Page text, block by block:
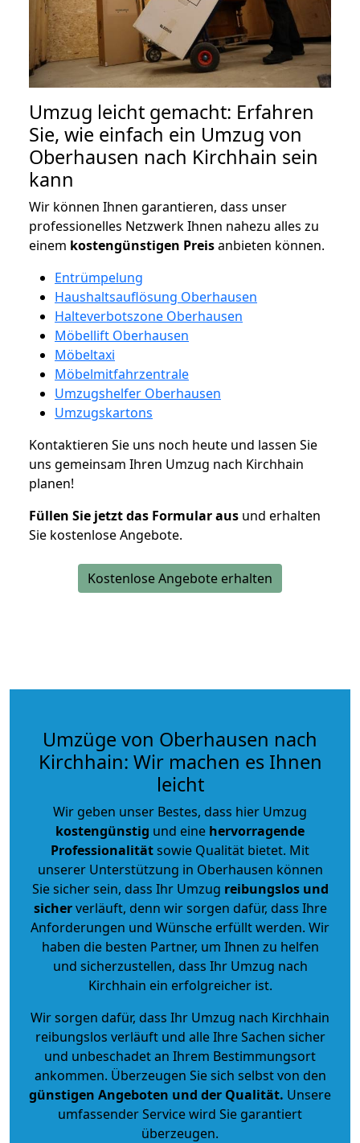
Umzug leicht gemacht: Erfahren
Sie, wie einfach ein Umzug von
Oberhausen nach Kirchhain sein
kann
Wir können Ihnen garantieren, dass unser
professionelles Netzwerk Ihnen nahezu alles zu
einem kostengünstigen Preisanbieten können.
Entrümpelung
Haushaltsauflösung Oberhausen
Halteverbotszone Oberhausen
Möbellift Oberhausen
Möbeltaxi
Möbelmitfahrzentrale
Umzugshelfer Oberhausen
Umzugskartons
Kontaktieren Sie uns noch heute und lassen Sie
uns gemeinsam Ihren Umzug nach Kirchhain
planen!
Füllen Sie jetzt das Formular aus und erhalten
Sie kostenlose Angebote.
Kostenlose Angebote erhalten
Umzüge von Oberhausen nach
Kirchhain: Wir machen es Ihnen
leicht
Wir geben unser Bestes, dass hier Umzug
kostengünstig und eine hervorragende
Professionalitätsowie Qualität bietet. Mit
unserer Unterstützung in Oberhausen können
Sie sicher sein, dass Ihr Umzug reibungslos und
sicherverläuft, denn wir sorgen dafür, dass Ihre
Anforderungen und Wünsche erfüllt werden. Wir
haben die besten Partner, um Ihnen zu helfen
und sicherzustellen, dass Ihr Umzug nach
Kirchhain ein erfolgreicher ist.
Wir sorgen dafür, dass Ihr Umzug nach Kirchhain
reibungslos verläuft und alle Ihre Sachen sicher
und unbeschadet an Ihrem Bestimmungsort
ankommen. Überzeugen Sie sich selbst von den
günstigen Angeboten und der Qualität. Unsere
umfassender Service wird Sie garantiert
überzeugen.